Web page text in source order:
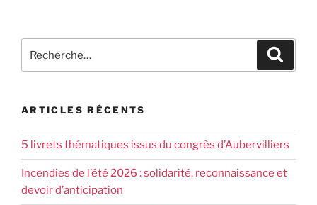
ARTICLES RÉCENTS
5 livrets thématiques issus du congrès d’Aubervilliers
Incendies de l’été 2026 : solidarité, reconnaissance et
devoir d’anticipation